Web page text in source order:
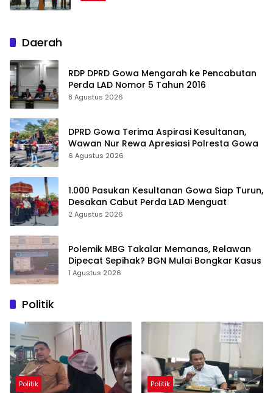
Daerah
RDP DPRD Gowa Mengarah ke Pencabutan
Perda LAD Nomor 5 Tahun 2016
8 Agustus 2026
DPRD Gowa Terima Aspirasi Kesultanan,
Wawan Nur Rewa Apresiasi Polresta Gowa
6 Agustus 2026
1.000 Pasukan Kesultanan Gowa Siap Turun,
Desakan Cabut Perda LAD Menguat
2 Agustus 2026
Polemik MBG Takalar Memanas, Relawan
Dipecat Sepihak? BGN Mulai Bongkar Kasus
1 Agustus 2026
Politik
Politik Politik